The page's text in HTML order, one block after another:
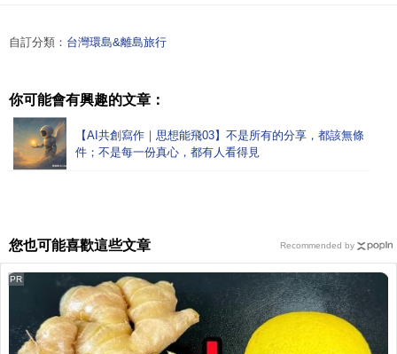
自訂分類： 台灣環島&離島旅行
你可能會有興趣的文章：
【AI共創寫作｜思想能飛03】不是所有的分享，都該無條
件；不是每一份真心，都有人看得見
您也可能喜歡這些文章
PR
Recommended by